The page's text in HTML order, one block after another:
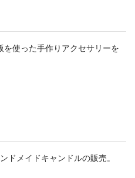
使った手作りアクセサリーを
ドメイドキャンドルの販売。